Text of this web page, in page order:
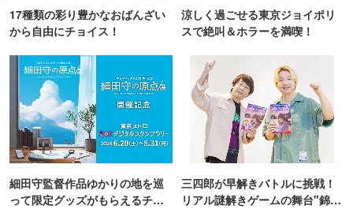
17種類の彩り豊かなおばんざい
から自由にチョイス！
涼しく過ごせる東京ジョイポリ
スで絶叫＆ホラーを満喫！
細田守監督作品ゆかりの地を巡
って限定グッズがもらえるチャ
三四郎が早解きバトルに挑戦！
リアル謎解きゲームの舞台"錦糸